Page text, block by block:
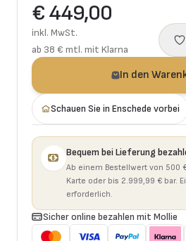
€ 449,00
inkl. MwSt.
ab 38 € mtl. mit Klarna
In den
Schauen Sie in Enschede vorbei
Bequem bei Lieferung
Ab einem Bestellwert von 500
Karte oder bis 2.999,99 € bar.
erforderlich.
Sicher online bezahlen mit Mollie